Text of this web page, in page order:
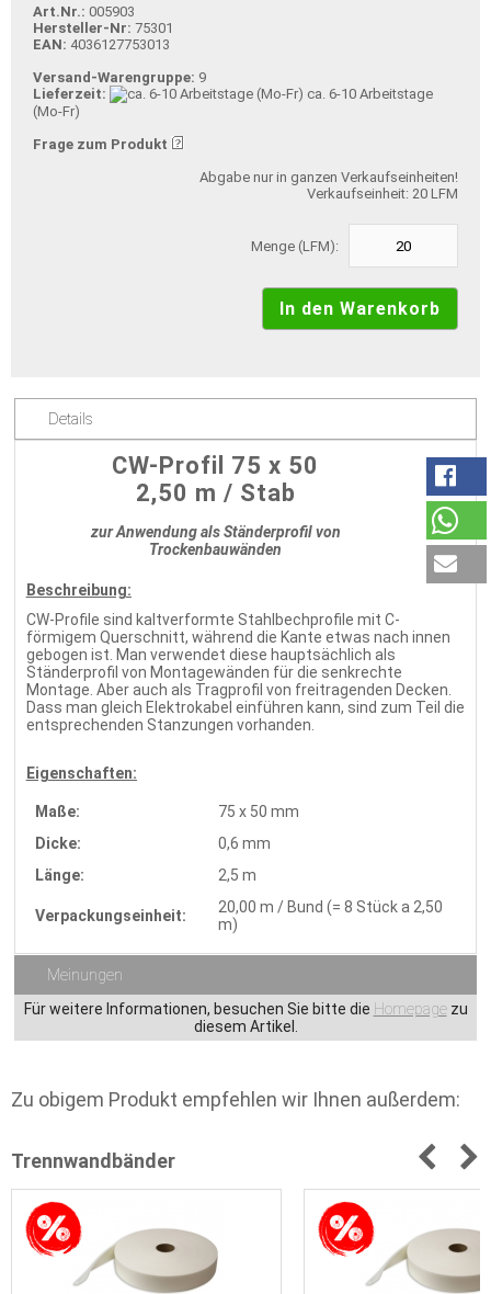
Art.Nr.: 005903
Hersteller-Nr: 75301
EAN: 4036127753013
Versand-Warengruppe: 9
Lieferzeit:
ca. 6-10 Arbeitstage
(Mo-Fr)
Frage zum Produkt
Abgabe nur in ganzen Verkaufseinheiten!
Verkaufseinheit: 20 LFM
Menge (LFM):
Details
CW-Profil 75 x 50
2,50 m / Stab
zur Anwendung als Ständerprofil von
Trockenbauwänden
Beschreibung:
CW-Profile sind kaltverformte Stahlbechprofile mit C-
förmigem Querschnitt, während die Kante etwas nach innen
gebogen ist. Man verwendet diese hauptsächlich als
Ständerprofil von Montagewänden für die senkrechte
Montage. Aber auch als Tragprofil von freitragenden Decken.
Dass man gleich Elektrokabel einführen kann, sind zum Teil die
entsprechenden Stanzungen vorhanden.
Eigenschaften:
Maße:
75 x 50 mm
Dicke:
0,6 mm
Länge:
2,5 m
Verpackungseinheit:
20,00 m / Bund (= 8 Stück a 2,50
m)
Meinungen
Für weitere Informationen, besuchen Sie bitte die Homepagezu
diesem Artikel.
Zu obigem Produkt empfehlen wir Ihnen außerdem:
Trennwandbänder